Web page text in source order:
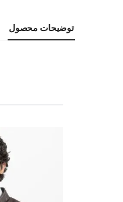
توضیحات محصول